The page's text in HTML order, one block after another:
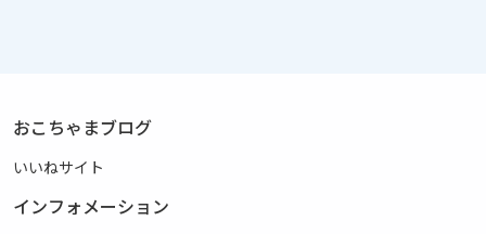
おこちゃまブログ
いいねサイト
インフォメーション